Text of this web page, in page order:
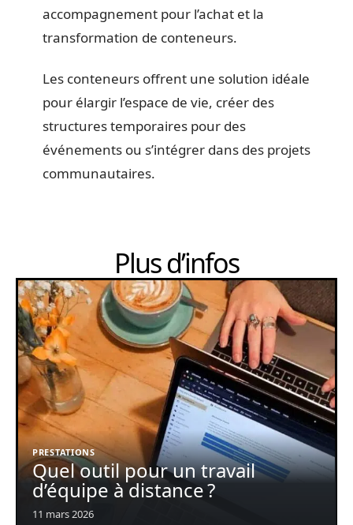
accompagnement pour l’achat et la
transformation de conteneurs.
Les conteneurs offrent une solution idéale
pour élargir l’espace de vie, créer des
structures temporaires pour des
événements ou s’intégrer dans des projets
communautaires.
Plus d’infos
PRESTATIONS
Quel outil pour un travail
d’équipe à distance ?
11 mars 2026